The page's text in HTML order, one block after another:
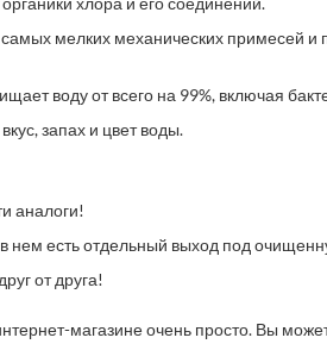
мелких механических примесей
воду от всего на 99%, включая
запах и цвет воды.
аналоги!
нем есть отдельный выход под
от друга!
магазине очень просто. Вы